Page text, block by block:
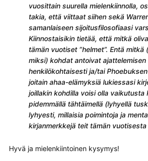
vuosittain suurella mielenkiinnolla,
takia, että viittaat siihen sekä
samanlaiseen sijoitusfilosofiaasi
Kiinnostaisikin tietää, että mitkä
tämän vuotiset ”helmet”. Entä mitkä
miksi) kohdat antoivat ajattelemisen
henkilökohtaisesti ja/tai
joitain ahaa-elämyksiä lukiessasi
joillakin kohdilla voisi olla vaikutusta
pidemmällä tähtäimellä (lyhyellä
lyhyesti, millaisia poimintoja ja
kirjanmerkkejä teit tämän
Hyvä ja mielenkiintoinen kysymys!